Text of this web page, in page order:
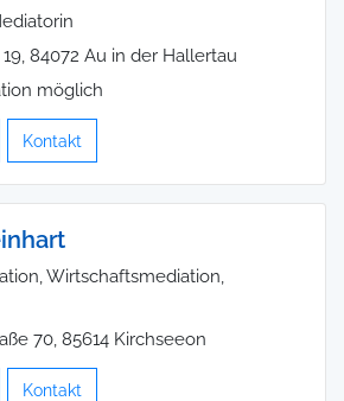
84072 Au in der Hallertau
möglich
Kontakt
Wirtschaftsmediation,
70, 85614 Kirchseeon
Kontakt